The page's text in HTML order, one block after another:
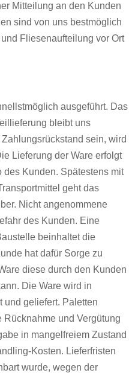
Mitteilung an den Kunden
sind von uns bestmöglich
Fliesenaufteilung vor Ort
ausgeführt. Das
bleibt uns
sein, wird
Lieferung der Ware erfolgt
Kunden. Spätestens mit
geht das
Nicht angenommene
des Kunden. Eine
beinhaltet die
hat dafür Sorge zu
diese durch den Kunden
Die Ware wird in
und geliefert. Paletten
und Vergütung
in mangelfreiem Zustand
Kosten. Lieferfristen
wurde, wegen der